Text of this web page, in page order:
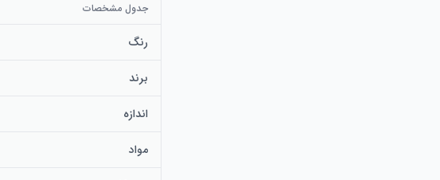
جدول مشخصات
رنگ
برند
اندازه
مواد